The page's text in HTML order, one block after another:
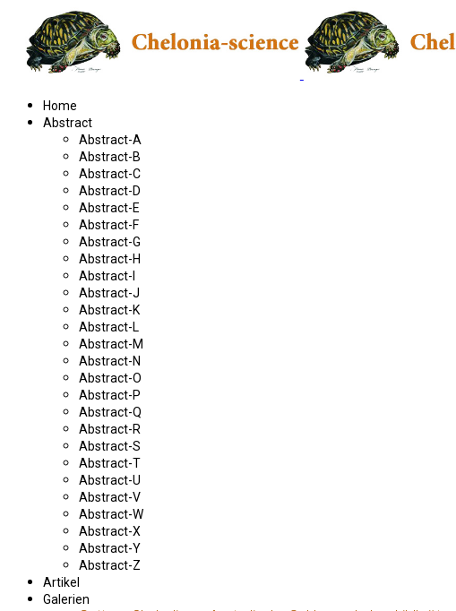
Home
Abstract
Abstract-A
Abstract-B
Abstract-C
Abstract-D
Abstract-E
Abstract-F
Abstract-G
Abstract-H
Abstract-I
Abstract-J
Abstract-K
Abstract-L
Abstract-M
Abstract-N
Abstract-O
Abstract-P
Abstract-Q
Abstract-R
Abstract-S
Abstract-T
Abstract-U
Abstract-V
Abstract-W
Abstract-X
Abstract-Y
Abstract-Z
Artikel
Galerien